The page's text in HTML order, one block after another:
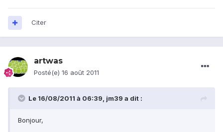
Citer
artwas
Posté(e) 16 août 2011
Le 16/08/2011 à 06:39, jm39 a dit :
Bonjour,